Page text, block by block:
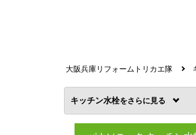
大阪兵庫リフォームトリカエ隊
キッチン水栓を